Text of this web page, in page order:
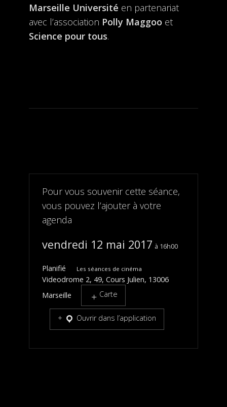
Marseille Université en partenariat
avec l’association Polly Maggoo et
Science pour tous.
Pour vous souvenir cette séance,
vous pouvez l’ajouter à votre
agenda
vendredi 12 mai 2017 16h00
Planifié Les séances de cinéma
Videodrome 2, 49, Cours Julien, 13006
Marseille
Carte
Ouvrir dans l’application